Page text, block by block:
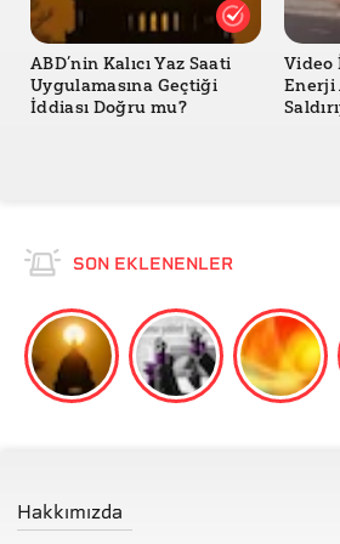
ABD’nin Kalıcı Yaz Saati
Uygulamasına Geçtiği
İddiası Doğru mu?
Video
Enerji
SON EKLENENLER
Hakkımızda